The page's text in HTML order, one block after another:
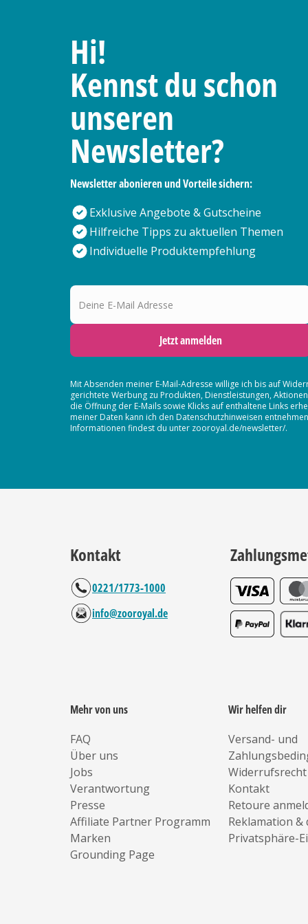
Hi!
Kennst du schon
unseren
Newsletter?
Newsletter abonieren und Vorteile sichern:
Exklusive Angebote & Gutscheine
Hilfreiche Tipps zu aktuellen Themen
Individuelle Produktempfehlung
Deine E-Mail Adresse
Jetzt anmelden
Mit Absenden meiner E-Mail-Adresse willige ich bis auf
gerichtete Werbung zu Produkten, Dienstleistungen,
die Öffnung der E-Mails sowie Klicks auf enthaltene Links
meiner Daten kann ich den Datenschutzhinweisen
Informationen findest du unter zooroyal.de/newsletter/.
Kontakt
0221/1773-1000
info@zooroyal.de
Mehr von uns
FAQ
Über uns
Jobs
Verantwortung
Presse
Affiliate Partner Programm
Marken
Grounding Page
Wir helfen dir
Versand- und
Widerrufsrecht
Kontakt
Retoure
Reklamation &
Privatsphäre-